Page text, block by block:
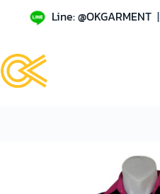
Line: @OKGARMENT|